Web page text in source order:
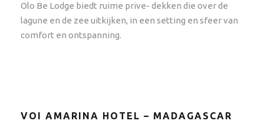
Olo Be Lodge biedt ruime prive- dekken die over de
lagune en de zee uitkijken, in een setting en sfeer van
comfort en ontspanning.
VOI AMARINA HOTEL – MADAGASCAR